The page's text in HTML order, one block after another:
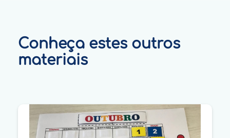
Conheça estes outros
materiais